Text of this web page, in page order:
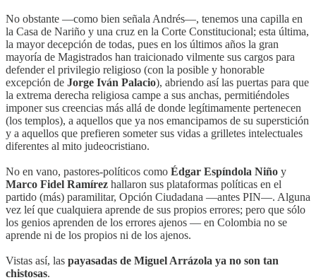
No obstante —como bien señala Andrés—, tenemos una capilla en
la Casa de Nariño y una cruz en la Corte Constitucional; esta última,
la mayor decepción de todas, pues en los últimos años la gran
mayoría de Magistrados han traicionado vilmente sus cargos para
defender el privilegio religioso (con la posible y honorable
excepción de Jorge Iván Palacio), abriendo así las puertas para que
la extrema derecha religiosa campe a sus anchas, permitiéndoles
imponer sus creencias más allá de donde legítimamente pertenecen
(los templos), a aquellos que ya nos emancipamos de su superstición
y a aquellos que prefieren someter sus vidas a grilletes intelectuales
diferentes al mito judeocristiano.
No en vano, pastores-políticos como Édgar Espíndola Niño y
Marco Fidel Ramírez hallaron sus plataformas políticas en el
partido (más) paramilitar, Opción Ciudadana —antes PIN—. Alguna
vez leí que cualquiera aprende de sus propios errores; pero que sólo
los genios aprenden de los errores ajenos — en Colombia no se
aprende ni de los propios ni de los ajenos.
Vistas así, las payasadas de Miguel Arrázola ya no son tan
chistosas.